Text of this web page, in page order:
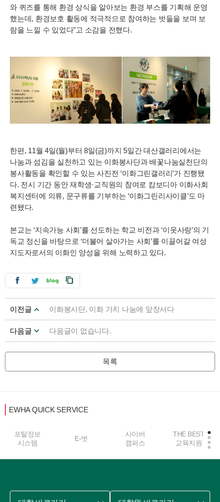
와 퀴즈를 통해 환경 상식을 알아보는 환경 부스를 기획해 운영
했는데, 환경보호 활동에 적극적으로 참여하는 벗들을 보며 보
람을 느낄 수 있었다”고 소감을 전했다.
한편, 11월 4일(월)부터 8일(금)까지 5일간 대산갤러리에서는
나눔과 섬김을 실천하고 있는 이화봉사단과 배꽃나눔실천단의
봉사활동을 확인할 수 있는 사진전 ‘이화그린갤러리’가 진행됐
다. 전시 기간 동안 재학생·교직원의 참여로 캄보디아 이화사회
복지센터에 의류, 문구류를 기부하는 ‘이화그린리사이클’도 마
련됐다.
본교는 ‘지속가능 사회’를 선도하는 학교 비전과 ‘이웃사랑’의 기
독교 정신을 바탕으로 ‘더불어 살아가는 사회’를 이끌어갈 여성
지도자로서의 이화인 양성을 위해 노력하고 있다.
이전글 이화봉사단, 이화 가치 나눔에 앞장서다
다음글 다음글이 없습니다.
목록
EWHA QUICK SERVICE
포탈정보
시스템
E-벗
사이버
캠퍼스
THE BEST
교육지원